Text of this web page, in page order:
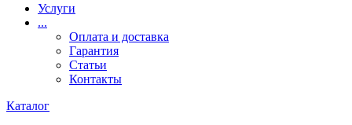
Услуги
...
Оплата и доставка
Гарантия
Статьи
Контакты
Каталог